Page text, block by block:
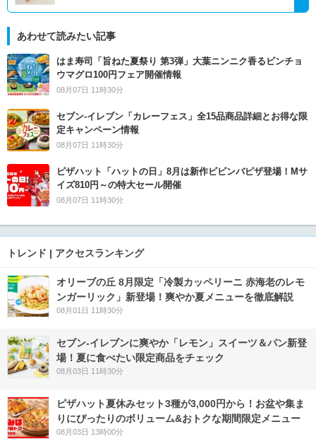
あわせて読みたい記事
はま寿司「旨ねた夏祭り 第3弾」大葉ニンニク香るビンチョ
ウマグロ100円フェア開催情報
08月07日 11時30分
セブン‐イレブン「カレーフェス」全15品商品詳細とお得な限
定キャンペーン情報
08月07日 11時30分
ピザハット「ハットの日」8月は新作ビビンバピザ登場！Mサ
イズ810円～の特大セール開催
08月07日 11時30分
トレンド | アクセスランキング
オリーブの丘 8月限定「冷製カッペリーニ 赤海老のレモ
ンガーリック」新登場！爽やか夏メニューを徹底解説
08月01日 11時30分
セブン‐イレブンに爽やか「レモン」スイーツ＆パン新登
場！夏に食べたい限定商品をチェック
08月03日 11時30分
ピザハット夏休みセット3種が3,000円から！お盆や集ま
りにぴったりのボリューム&おトクな期間限定メニュー
08月03日 13時00分